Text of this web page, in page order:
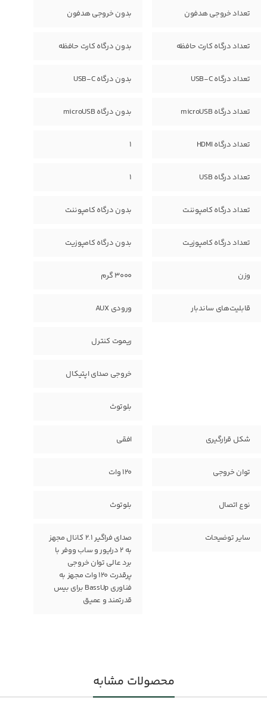
تعداد خروجی هدفون بدون خروجی هدفون
تعداد درگاه کارت حافظه بدون درگاه کارت حافظه
تعداد درگاه USB-C بدون درگاه USB-C
تعداد درگاه microUSB بدون درگاه microUSB
تعداد درگاه HDMI 1
تعداد درگاه USB 1
تعداد درگاه کامپوننت بدون درگاه کامپوننت
تعداد درگاه کامپوزیت بدون درگاه کامپوزیت
وزن 3000 گرم
قابلیت‌های ساندبار ورودی AUX
ریموت کنترل
خروجی صدای اپتیکال
بلوتوث
شکل قرارگیری افقی
توان خروجی 120 وات
نوع اتصال بلوتوث
سایر توضیحات
صدای فراگیر 2.1 کانال مجهز
به 2 درایور و ساب ووفر با
برد عالی توان خروجی
پرقدرت 120 وات مجهز به
فناوری BassUp برای بیس
قدرتمند و عمیق
محصولات مشابه